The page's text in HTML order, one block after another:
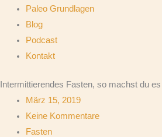
Paleo Grundlagen
Blog
Podcast
Kontakt
Intermittierendes Fasten, so machst du
März 15, 2019
Keine Kommentare
Fasten